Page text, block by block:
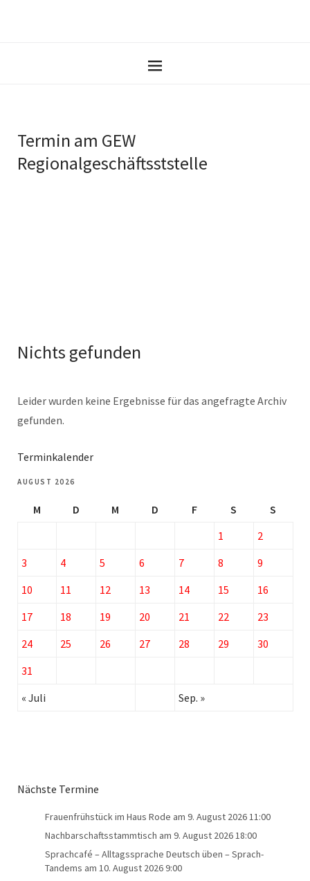
Termin am GEW
Regionalgeschäftsststelle
Nichts gefunden
Leider wurden keine Ergebnisse für das angefragte Archiv
gefunden.
Terminkalender
AUGUST 2026
M D M D F S
S
1
2
3
4 5 6 7 8
9
10
11 12 13 14 15
16
17
18 19 20 21 22
23
24
25 26 27 28 29
30
31
« Juli
Sep. »
Nächste Termine
Frauenfrühstück im Haus Rode am 9. August 2026 11:00
Nachbarschaftsstammtisch am 9. August 2026 18:00
Sprachcafé – Alltagssprache Deutsch üben – Sprach-
Tandems am 10. August 2026 9:00